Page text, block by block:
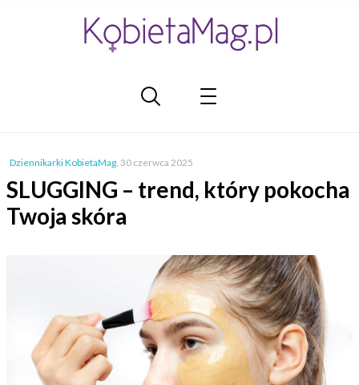
Dziennikarki KobietaMag, 30 czerwca 2025
SLUGGING – trend, który pokocha
Twoja skóra